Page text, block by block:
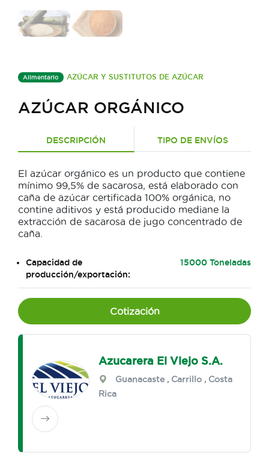
Alimentario AZÚCAR Y SUSTITUTOS DE AZÚCAR
AZÚCAR ORGÁNICO
DESCRIPCIÓN TIPO DE ENVÍOS
El azúcar orgánico es un producto que contiene
mínimo 99,5% de sacarosa, está elaborado con
caña de azúcar certificada 100% orgánica, no
contine aditivos y está producido mediane la
extracción de sacarosa de jugo concentrado de
caña.
Capacidad de
producción/exportación:
15000 Toneladas
Cotización
Azucarera El Viejo S.A.
Guanacaste , Carrillo , Costa
Rica